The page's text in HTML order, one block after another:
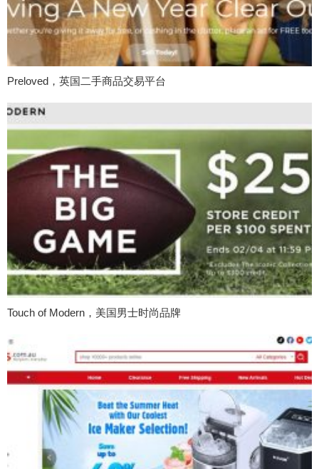
Preloved，英国二手商品交易平台
Touch of Modern，美国男士时尚品牌